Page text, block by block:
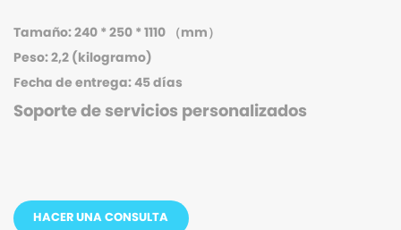
Tamaño: 240 * 250 * 1110 （mm）
Peso: 2,2 (kilogramo)
Fecha de entrega: 45 días
Soporte de servicios personalizados
HACER UNA CONSULTA